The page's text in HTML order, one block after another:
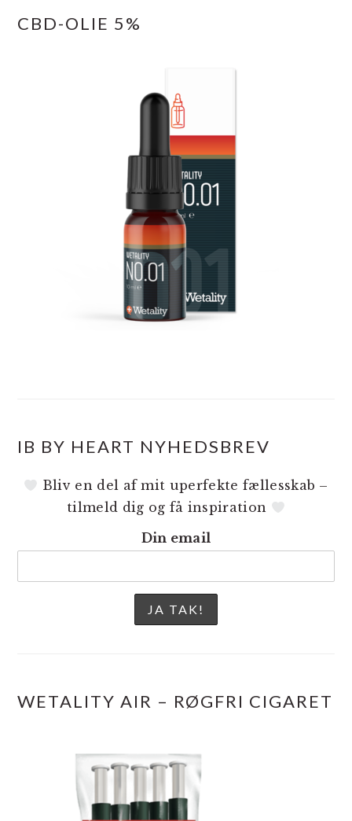
CBD-OLIE 5%
IB BY HEART NYHEDSBREV
Bliv en del af mit uperfekte fællesskab –
tilmeld dig og få inspiration
Din email
WETALITY AIR – RØGFRI CIGARET